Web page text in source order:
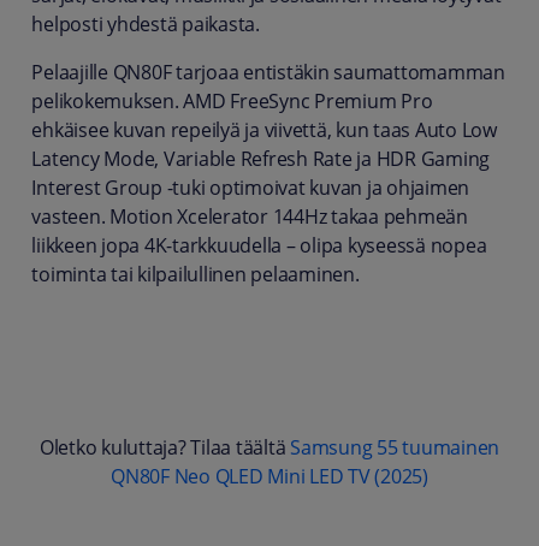
helposti yhdestä paikasta.
Pelaajille QN80F tarjoaa entistäkin saumattomamman
pelikokemuksen. AMD FreeSync Premium Pro
ehkäisee kuvan repeilyä ja viivettä, kun taas Auto Low
Latency Mode, Variable Refresh Rate ja HDR Gaming
Interest Group -tuki optimoivat kuvan ja ohjaimen
vasteen. Motion Xcelerator 144Hz takaa pehmeän
liikkeen jopa 4K-tarkkuudella – olipa kyseessä nopea
toiminta tai kilpailullinen pelaaminen.
Oletko kuluttaja? Tilaa täältä Samsung 55 tuumainen
QN80F Neo QLED Mini LED TV (2025)